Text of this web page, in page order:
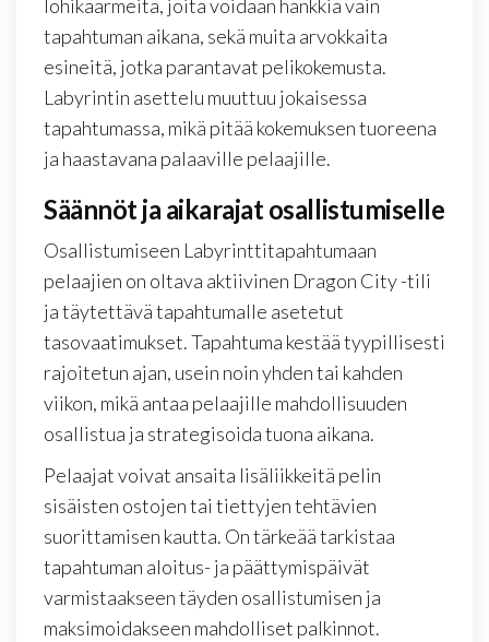
lohikäärmeitä, joita voidaan hankkia vain
tapahtuman aikana, sekä muita arvokkaita
esineitä, jotka parantavat pelikokemusta.
Labyrintin asettelu muuttuu jokaisessa
tapahtumassa, mikä pitää kokemuksen tuoreena
ja haastavana palaaville pelaajille.
Säännöt ja aikarajat osallistumiselle
Osallistumiseen Labyrinttitapahtumaan
pelaajien on oltava aktiivinen Dragon City -tili
ja täytettävä tapahtumalle asetetut
tasovaatimukset. Tapahtuma kestää tyypillisesti
rajoitetun ajan, usein noin yhden tai kahden
viikon, mikä antaa pelaajille mahdollisuuden
osallistua ja strategisoida tuona aikana.
Pelaajat voivat ansaita lisäliikkeitä pelin
sisäisten ostojen tai tiettyjen tehtävien
suorittamisen kautta. On tärkeää tarkistaa
tapahtuman aloitus- ja päättymispäivät
varmistaakseen täyden osallistumisen ja
maksimoidakseen mahdolliset palkinnot.